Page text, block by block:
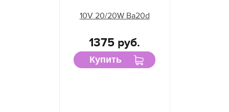
10V 20/20W Ba20d
1375 руб.
Купить